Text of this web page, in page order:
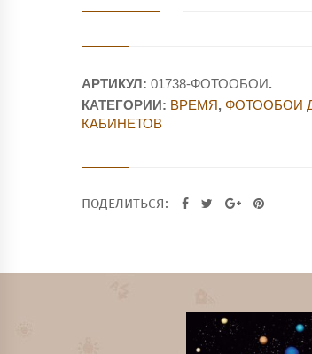
АРТИКУЛ: 01738-ФОТООБОИ.
КАТЕГОРИИ: ВРЕМЯ, ФОТООБОИ
КАБИНЕТОВ
ПОДЕЛИТЬСЯ: